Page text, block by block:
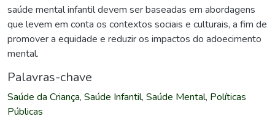
saúde mental infantil devem ser baseadas em abordagens
que levem em conta os contextos sociais e culturais, a fim de
promover a equidade e reduzir os impactos do adoecimento
mental.
Palavras-chave
Saúde da Criança, Saúde Infantil, Saúde Mental, Políticas
Públicas